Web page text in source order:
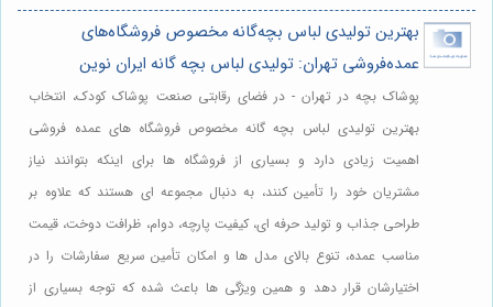
بهترین تولیدی لباس بچه‌گانه مخصوص فروشگاه‌های
عمده‌فروشی تهران: تولیدی لباس بچه گانه ایران نوین
پوشاک بچه در تهران - در فضای رقابتی صنعت پوشاک کودک، انتخاب
بهترین تولیدی لباس بچه گانه مخصوص فروشگاه های عمده فروشی
اهمیت زیادی دارد و بسیاری از فروشگاه ها برای اینکه بتوانند نیاز
مشتریان خود را تأمین کنند، به دنبال مجموعه ای هستند که علاوه بر
طراحی جذاب و تولید حرفه ای، کیفیت پارچه، دوام، ظرافت دوخت، قیمت
مناسب عمده، تنوع بالای مدل ها و امکان تأمین سریع سفارشات را در
اختیارشان قرار دهد و همین ویژگی ها باعث شده که توجه بسیاری از